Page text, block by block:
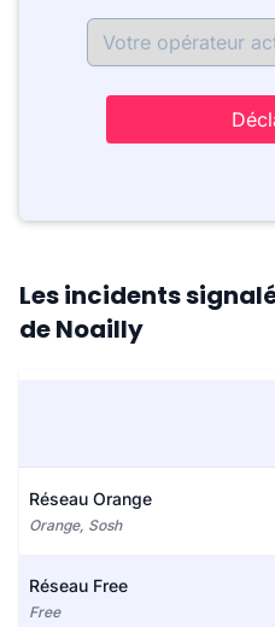
Les incidents
de Noailly
Réseau Orange
Orange, Sosh
Réseau Free
Free